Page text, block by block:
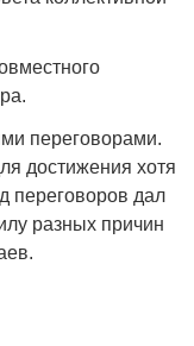
переговорами.
достижения хотя
переговоров дал
разных причин